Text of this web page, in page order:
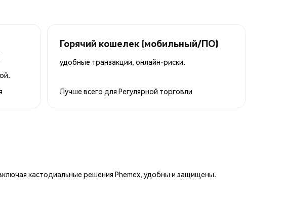
Горячий кошелек (мобильный/ПО)
удобные транзакции, онлайн-риски.
Лучше всего для Регулярной торговли
кастодиальные решения Phemex, удобны и защищены.